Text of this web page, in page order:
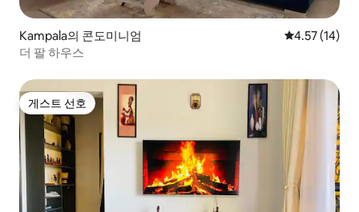
Kampala의 콘도미니엄 평점 4.57점
4.57 (14)
더 팔 하우스
게스트 선호
게스트 선호